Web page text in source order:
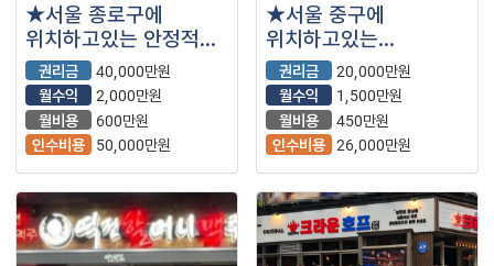
★서울 종로구에
위치하고있는 안정적인
1등 브랜드
역전할머니맥주입니다
~★
권리금
40,000만원
월수익
2,000만원
월비용
600만원
인수비용
50,000만원
★서울 중구에
위치하고있는
안정적으로 운영가능한
역전할머니 맥주입니다
~★
권리금
20,000만원
월수익
1,500만원
월비용
450만원
인수비용 26,000만원